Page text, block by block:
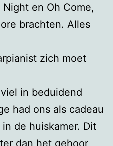
en Oh Come,
brachten. Alles
zich moet
in beduidend
had ons als cadeau
de huiskamer. Dit
dan het gehoor,